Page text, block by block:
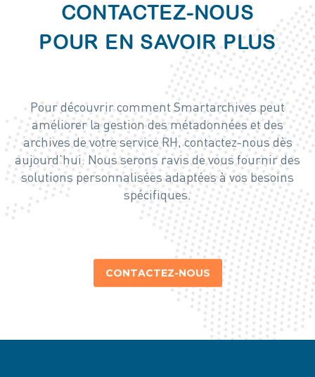
CONTACTEZ-NOUS
POUR EN SAVOIR PLUS
Pour découvrir comment Smartarchives peut
améliorer la gestion des métadonnées et des
archives de votre service RH, contactez-nous dès
aujourd’hui. Nous serons ravis de vous fournir des
solutions personnalisées adaptées à vos besoins
spécifiques.
CONTACTEZ-NOUS